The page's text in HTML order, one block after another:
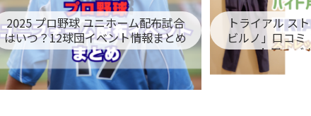
2025 プロ野球 ユニホーム配布試合
はいつ？12球団イベント情報まとめ
トライアル ス
ビルノ」口コミ
ト用のズ